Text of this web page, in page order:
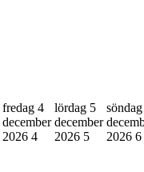
fredag 4
december
2026 4
lördag 5
december
2026 5
2026 6